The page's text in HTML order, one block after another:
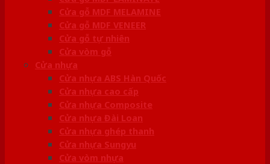
Cửa gỗ MDF MELAMINE
Cửa gỗ MDF VENEER
Cửa gỗ tự nhiên
Cửa vòm gỗ
Cửa nhựa
Cửa nhựa ABS Hàn Quốc
Cửa nhựa cao cấp
Cửa nhựa Composite
Cửa nhựa Đài Loan
Cửa nhựa ghép thanh
Cửa nhựa Sungyu
Cửa vòm nhựa